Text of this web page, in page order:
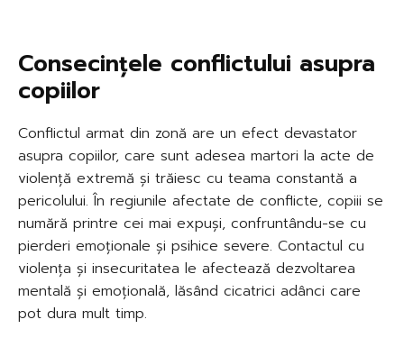
Consecințele conflictului asupra
copiilor
Conflictul armat din zonă are un efect devastator
asupra copiilor, care sunt adesea martori la acte de
violență extremă și trăiesc cu teama constantă a
pericolului. În regiunile afectate de conflicte, copiii se
numără printre cei mai expuși, confruntându-se cu
pierderi emoționale și psihice severe. Contactul cu
violența și insecuritatea le afectează dezvoltarea
mentală și emoțională, lăsând cicatrici adânci care
pot dura mult timp.